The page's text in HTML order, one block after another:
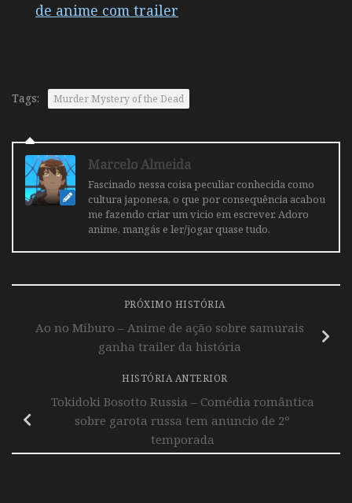
de anime com trailer
Tags: Murder Mystery of the Dead
Marcelo Almeida
Fascinado nessa coisa peculiar conhecida como
cultura japonesa, o que por consequência acabou
me fazendo criar um vicio em escrever. Adoro
anime, mangás e ler/jogar quase tudo.
PRÓXIMO HISTÓRIA
Ao no Miburo – Anime de ação sobre samurais
ganha trailer da história
HISTÓRIA ANTERIOR
Tokidoki Bosotto Russia – Comédia romântica
sobre garota russa tem anuncio de 2º
temporada